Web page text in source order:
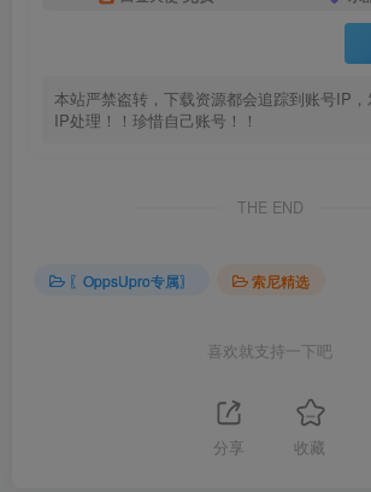
本站严禁盗转，下载资源都会追踪到账号IP
IP处理！！珍惜自己账号！！
THE END
〖OppsUpro专属〗 索尼精选
喜欢就支持一下吧
分享 收藏